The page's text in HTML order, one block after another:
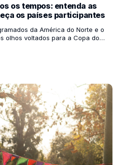
os tempos: entenda as
os países participantes
da América do Norte e o
olhos voltados para a Copa do
México e Canadá —, esta edição
e diferentes culturas. Mas você
tão diferente de